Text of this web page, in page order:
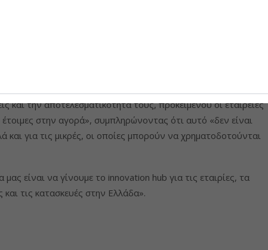
κ. Μακέδος θα μπορεί να οδηγήσει και σε παρεμβάσεις σε
με μικρότερο κόστος τελικά. Ως εκ του, οι εταιρείες θα πρέπει
«στο DNA τους, αλλά όχι να το δουν ως πανάκεια ή
ότι «θα πρέπει να δώσουμε χρηματοδοτικά εργαλεία και να
και την αποτελεσματικότητά τους, προκειμένου οι εταιρείες
στην αγορά», συμπληρώνοντας ότι αυτό «δεν είναι
και για τις μικρές, οι οποίες μπορούν να χρηματοδοτούνται
μας είναι να γίνουμε το innovation hub για τις εταιρίες, τα
και τις κατασκευές στην Ελλάδα».